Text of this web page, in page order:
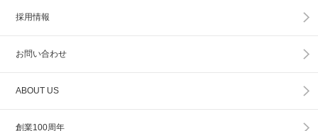
採用情報
お問い合わせ
ABOUT US
創業100周年